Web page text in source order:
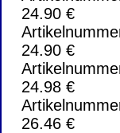
24.90 €
24.90 €
24.98 €
26.46 €